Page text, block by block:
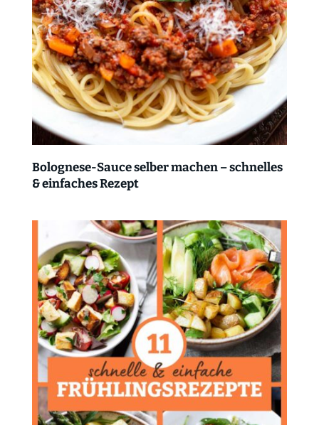
Bolognese-Sauce selber machen – schnelles
& einfaches Rezept